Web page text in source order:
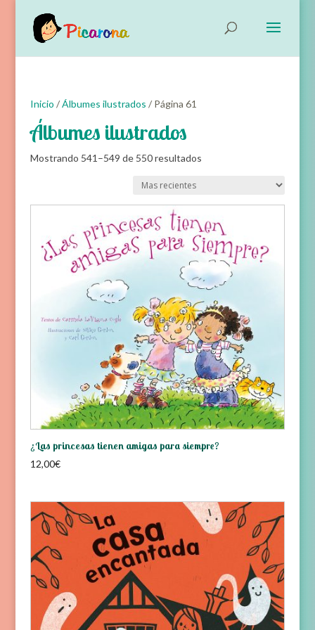
Inicio /Álbumes ilustrados / Página 61
Álbumes ilustrados
Mostrando 541–549 de 550 resultadosOrdenado
últimos
¿Las princesas tienen amigas para siempre?
12,00€